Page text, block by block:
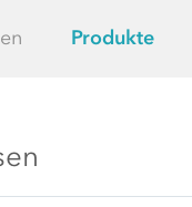
Produkte